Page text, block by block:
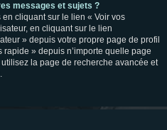
messages et sujets ?
cliquant sur le lien « Voir vos
en cliquant sur le lien
» depuis votre propre page de profil
» depuis n’importe quelle page
la page de recherche avancée et